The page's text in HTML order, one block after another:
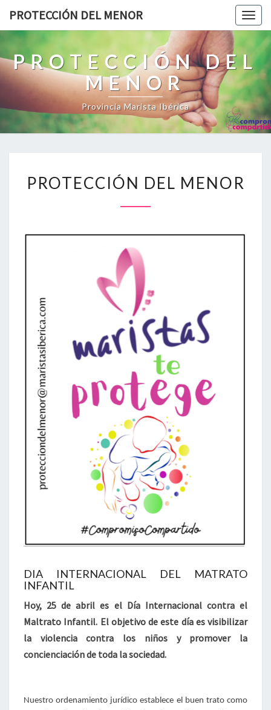
PROTECCIÓN DEL MENOR
PROTECCIÓN DEL
MENOR
Provincia Marista Ibérica
DEL
PROTECCIÓN DEL MENOR
DIA INTERNACIONAL DEL MATRATO
INFANTIL
Hoy, 25 de abril es el Día Internacional contra el
Maltrato Infantil. El objetivo de este día es visibilizar
la violencia contra los niños y promover la
concienciación de toda la sociedad.
Nuestro ordenamiento jurídico establece el buen trato como